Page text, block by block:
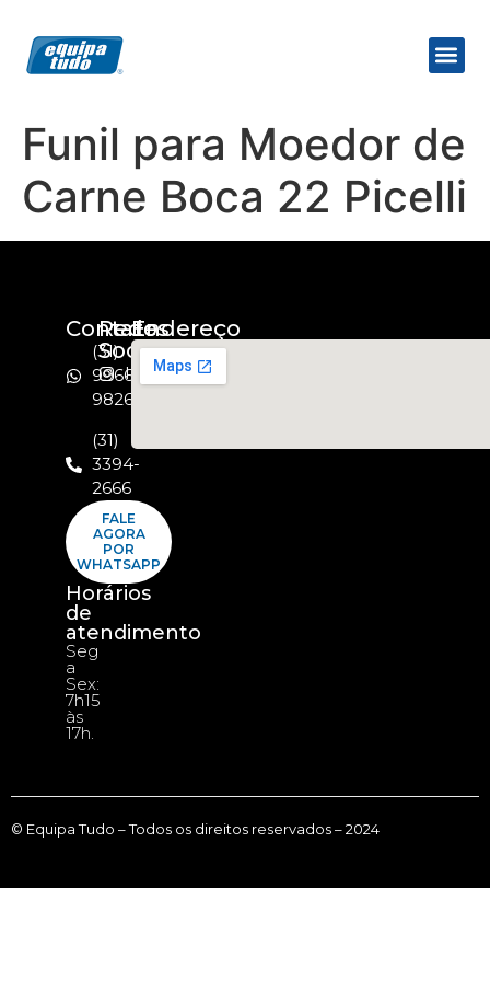
Funil para Moedor de
Carne Boca 22 Picelli
Contato
(31)
99664-
9826
(31)
3394-
2666
FALE
AGORA
POR
WHATSAPP
Horários
de
atendimento
Seg
a
Sex:
7h15
às
17h.
Redes
Socias
Instagram
Endereço
© Equipa Tudo – Todos os direitos reservados – 2024